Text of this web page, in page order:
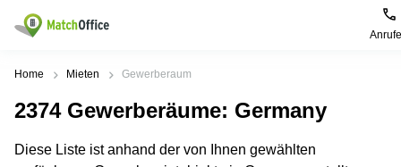
Mieten / Vermieten
Produktseiten
Büro
Beliebte
Beliebte
Hilfe
Über uns
Home Mieten Gewerberaum
2374 Gewerberäume: Germany
Diese Liste ist anhand der von Ihnen gewählten